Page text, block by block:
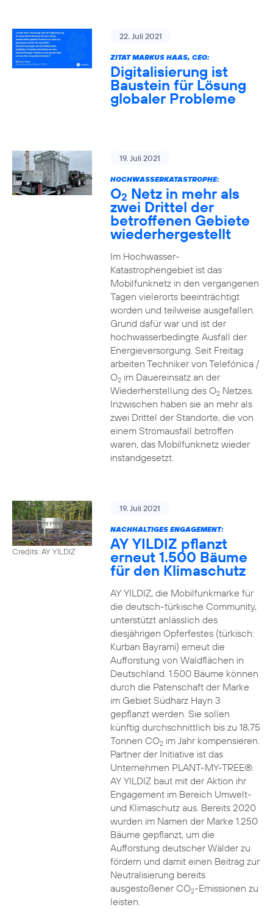
22. Juli 2021
ZITAT MARKUS HAAS, CEO:
Digitalisierung ist
Baustein für Lösung
globaler Probleme
19. Juli 2021
HOCHWASSERKATASTROPHE:
O2 Netz in mehr als
zwei Drittel der
betroffenen Gebiete
wiederhergestellt
Im Hochwasser-
Katastrophengebiet ist das
Mobilfunknetz in den vergangenen
Tagen vielerorts beeinträchtigt
worden und teilweise ausgefallen.
Grund dafür war und ist der
hochwasserbedingte Ausfall der
Energieversorgung. Seit Freitag
arbeiten Techniker von Telefónica /
O2im Dauereinsatz an der
Wiederherstellung des O2Netzes.
Inzwischen haben sie an mehr als
zwei Drittel der Standorte, die von
einem Stromausfall betroffen
waren, das Mobilfunknetz wieder
instandgesetzt.
Credits: AY YILDIZ
19. Juli 2021
NACHHALTIGES ENGAGEMENT:
AY YILDIZ pflanzt
erneut 1.500 Bäume
für den Klimaschutz
AY YILDIZ, die Mobilfunkmarke für
die deutsch-türkische Community,
unterstützt anlässlich des
diesjährigen Opferfestes (türkisch:
Kurban Bayrami) erneut die
Aufforstung von Waldflächen in
Deutschland. 1.500 Bäume können
durch die Patenschaft der Marke
im Gebiet Südharz Hayn 3
gepflanzt werden. Sie sollen
künftig durchschnittlich bis zu 18,75
Tonnen CO2im Jahr kompensieren.
Partner der Initiative ist das
Unternehmen PLANT-MY-TREE®.
AY YILDIZ baut mit der Aktion ihr
Engagement im Bereich Umwelt-
und Klimaschutz aus. Bereits 2020
wurden im Namen der Marke 1.250
Bäume gepflanzt, um die
Aufforstung deutscher Wälder zu
fördern und damit einen Beitrag zur
Neutralisierung bereits
ausgestoßener CO2-Emissionen zu
leisten.